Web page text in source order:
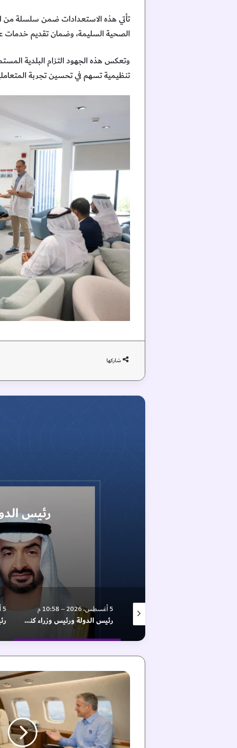
تأتي هذه الاستعدادات ضمن سلسلة من
الصحية السليمة، وضمان تقديم خدمات
وتعكس هذه الجهود التزام البلدية
تنظيمية تسهم في تحسين تجربة
شاركها
5 أغسطس، 2026 – 7:15 م
رئيس العين يشهد فوز رديف الزعيم على ريال مدريد
إ
ن